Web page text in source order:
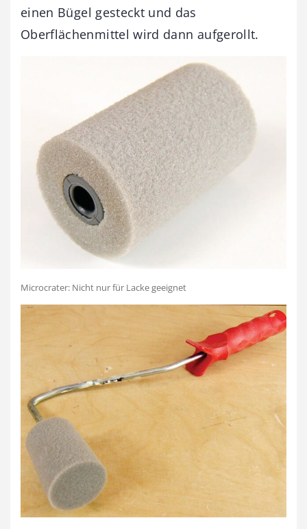
einen Bügel gesteckt und das
Oberflächenmittel wird dann aufgerollt.
Microcrater: Nicht nur für Lacke geeignet